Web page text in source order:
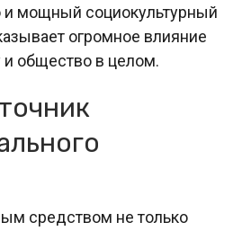
и мощный социокультурный
огромное влияние
и общество в целом.
средством не только